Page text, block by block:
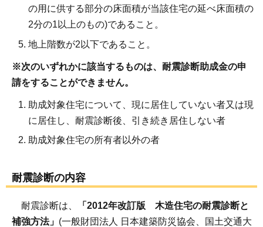
の用に供する部分の床面積が当該住宅の延べ床面積の
2分の1以上のもの)であること。
地上階数が2以下であること。
※次のいずれかに該当するものは、耐震診断助成金の申
請をすることができません。
助成対象住宅について、現に居住していない者又は現
に居住し、耐震診断後、引き続き居住しない者
助成対象住宅の所有者以外の者
耐震診断の内容
耐震診断は、
「2012年改訂版 木造住宅の耐震診断と
補強方法」 (一般財団法人 日本建築防災協会、国土交通大